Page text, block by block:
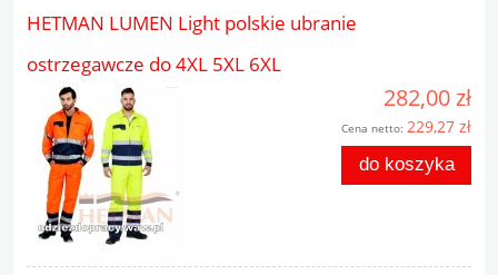
HETMAN LUMEN Light polskie ubranie
ostrzegawcze do 4XL 5XL 6XL
282,00 zł
Cena netto: 229,27 zł
do koszyka